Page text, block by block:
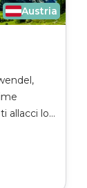
Austria
allacci lo
famiglie